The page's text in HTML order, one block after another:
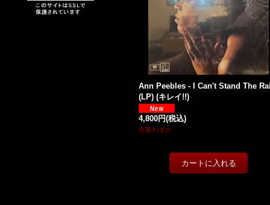
Ann Peebles - I Can't Stand The
(LP) (キレイ!!)
4,800円(税込)
在庫わずか